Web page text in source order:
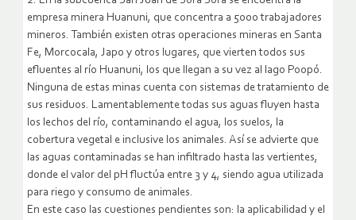
empresa minera Huanuni, que concentra a 5000 trabajadores
mineros. También existen otras operaciones mineras en Santa
Fe, Morcocala, Japo y otros lugares, que vierten todos sus
efluentes al río Huanuni, los que llegan a su vez al lago Poopó.
Ninguna de estas minas cuenta con sistemas de tratamiento de
sus residuos. Lamentablemente todas sus aguas fluyen hasta
los lechos del río, contaminando el agua, los suelos, la
cobertura vegetal e inclusive los animales. Así se advierte que
las aguas contaminadas se han infiltrado hasta las vertientes,
donde el valor del pH fluctúa entre 3 y 4, siendo agua utilizada
para riego y consumo de animales.
En este caso las cuestiones pendientes son: la aplicabilidad y el